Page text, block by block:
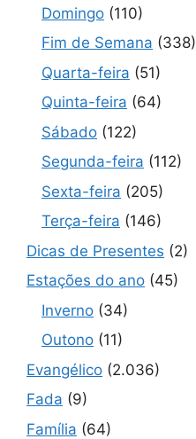
Domingo (110)
Fim de Semana (338)
Quarta-feira (51)
Quinta-feira (64)
Sábado (122)
Segunda-feira (112)
Sexta-feira (205)
Terça-feira (146)
Dicas de Presentes (2)
Estações do ano (45)
Inverno (34)
Outono (11)
Evangélico (2.036)
Fada (9)
Família (64)